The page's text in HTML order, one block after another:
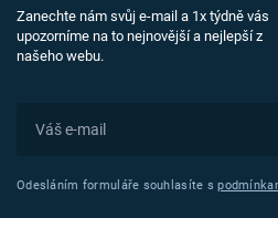
Zanechte nám svůj e-mail a 1x týdně vás
upozorníme na to nejnovější a nejlepší z
našeho webu.
Odesláním formuláře souhlasíte s